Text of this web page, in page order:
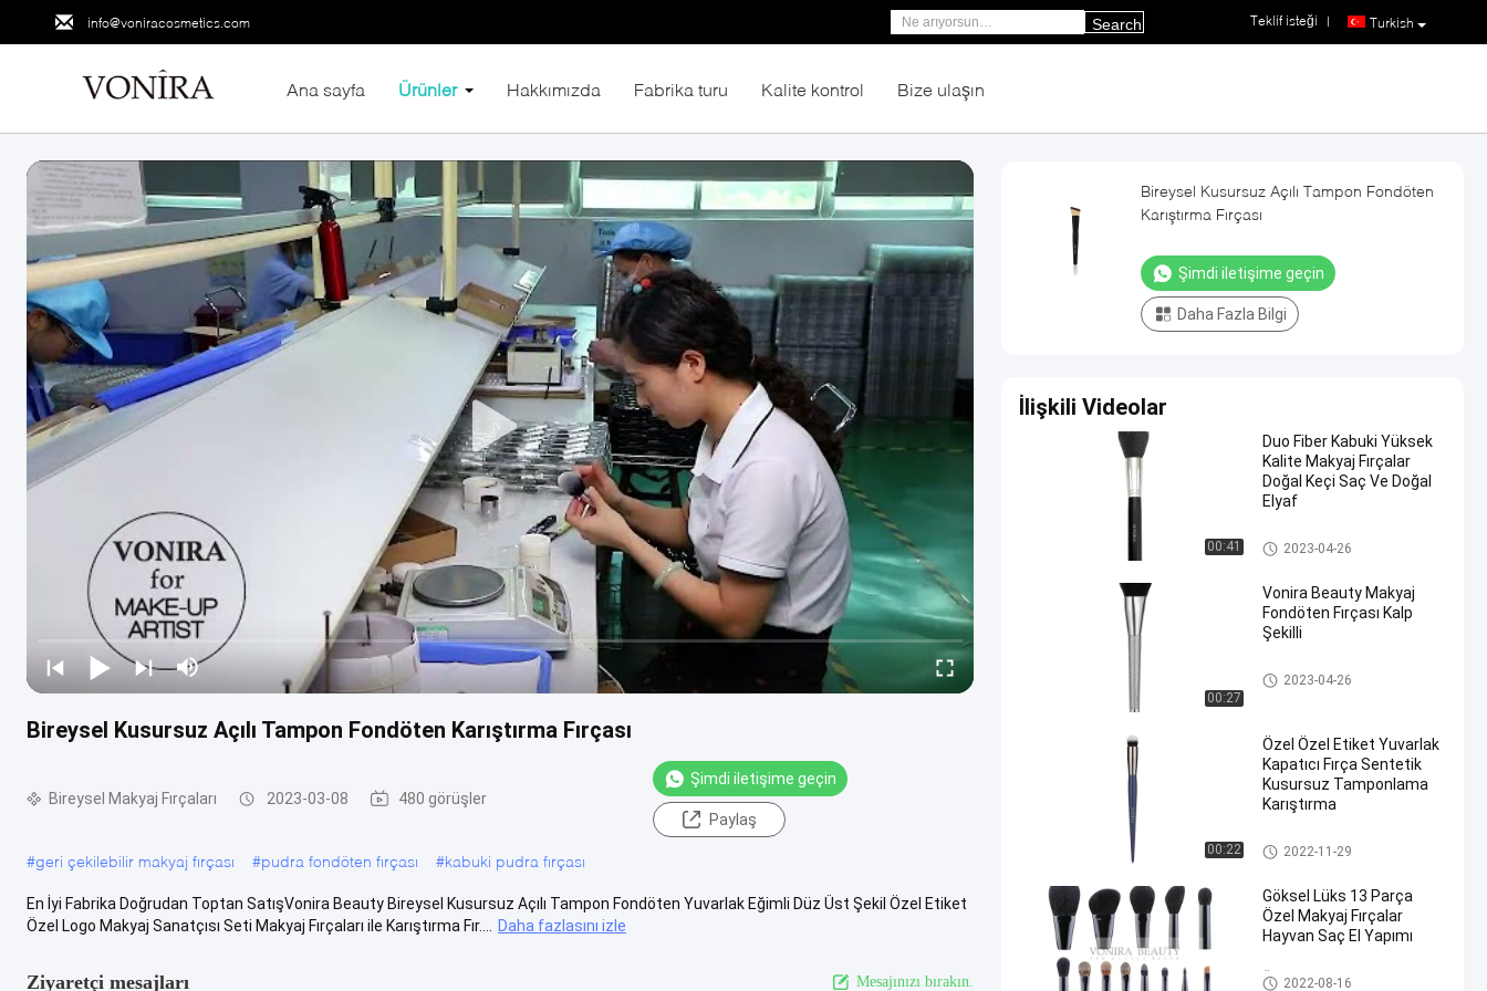
info@voniracosmetics.com Turkish
Teklif isteği |
Search
Ana sayfa Ürünler Hakkımızda Fabrika turu Kalite kontrol Bize ulaşın
Bireysel Kusursuz Açılı Tampon Fondöten Karıştırma Fırçası
Bireysel Makyaj Fırçaları 2023-03-08 480 görüşler
Şimdi iletişime geçin
Paylaş
#geri çekilebilir makyaj fırçası #pudra fondöten fırçası #kabuki pudra fırçası
En İyi Fabrika Doğrudan Toptan SatışVonira Beauty Bireysel Kusursuz Açılı Tampon Fondöten Yuvarlak Eğimli Düz Üst Şekil Özel Etiket
Özel Logo Makyaj Sanatçısı Seti Makyaj Fırçaları ile Karıştırma Fır....
Daha fazlasını izle
Ziyaretçi mesajları Mesajınızı bırakın.
Bireysel Kusursuz Açılı Tampon Fondöten
Karıştırma Fırçası
Şimdi iletişime geçin
Daha Fazla Bilgi
İlişkili Videolar
00:41
Duo Fiber Kabuki Yüksek
Kalite Makyaj Fırçalar
Doğal Keçi Saç Ve Doğal
Elyaf
Yüksek Kalite Makyaj Fırçaları
2023-04-26
00:27
Vonira Beauty Makyaj
Fondöten Fırçası Kalp
Şekilli
Bireysel Makyaj Fırçaları
2023-04-26
00:22
Özel Özel Etiket Yuvarlak
Kapatıcı Fırça Sentetik
Kusursuz Tamponlama
Karıştırma
Bireysel Makyaj Fırçaları
2022-11-29
Göksel Lüks 13 Parça
Özel Makyaj Fırçalar
Hayvan Saç El Yapımı
Özel Etiket Makyaj Fırçaları
2022-08-16